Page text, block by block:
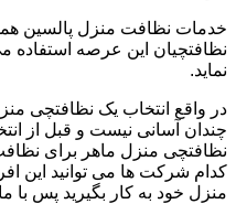
خدمات نظافت منزل پالسین
نظافتچیان این عرصه
نماید.
در واقع انتخاب یک نظافتچی
چندان آسانی نیست و قبل از
نظافتچی منزل ماهر برای
کدام شرکت ها می توانید این
منزل خود به کار بگیرید پس با